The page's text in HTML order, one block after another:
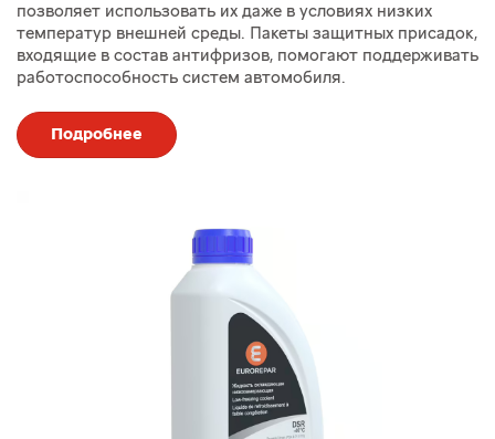
позволяет использовать их даже в условиях низких
температур внешней среды. Пакеты защитных присадок,
входящие в состав антифризов, помогают поддерживать
работоспособность систем автомобиля.
Подробнее